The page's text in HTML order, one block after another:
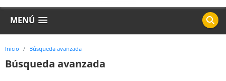
MENÚ
Inicio Búsqueda avanzada
Búsqueda avanzada